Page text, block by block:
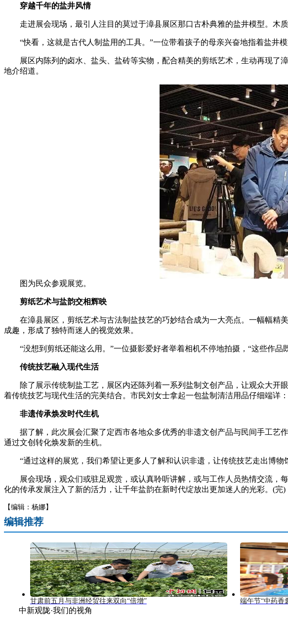
穿越千年的盐井风情
走进展会现场，最引人注目的莫过于漳县展区那口古朴典雅的盐井模型。木
“快看，这就是古代人制盐用的工具。”一位带着孩子的母亲兴奋地指着盐井模
展区内陈列的卤水、盐头、盐砖等实物，配合精美的剪纸艺术，生动再现了漳
地介绍道。
图为民众参观展览。
剪纸艺术与盐韵交相辉映
在漳县展区，剪纸艺术与古法制盐技艺的巧妙结合成为一大亮点。一幅幅精
成趣，形成了独特而迷人的视觉效果。
“没想到剪纸还能这么用。”一位摄影爱好者举着相机不停地拍摄，“这些作品
传统技艺融入现代生活
除了展示传统制盐工艺，展区内还陈列着一系列盐制文创产品，让观众大开
着传统技艺与现代生活的完美结合。市民刘女士拿起一包盐制清洁用品仔细端详
非遗传承焕发时代生机
据了解，此次展会汇聚了定西市各地众多优秀的非遗文创产品与民间手工艺
通过文创转化焕发新的生机。
“通过这样的展览，我们希望让更多人了解和认识非遗，让传统技艺走出博物
展会现场，观众们或驻足观赏，或认真聆听讲解，或与工作人员热情交流，
化的传承发展注入了新的活力，让千年盐韵在新时代绽放出更加迷人的光彩。(完)
【编辑：杨娜】
编辑推荐
甘肃前五月与非洲经贸往来双向“倍增” 端午节“中药香
中新观陇·我们的视角